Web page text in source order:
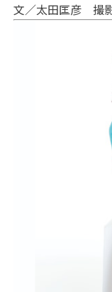
文／太田匡彦 撮